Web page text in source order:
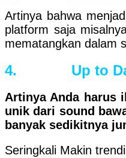
Artinya bahwa
platform saja
mematangkan dalam
4. Up to Date
Artinya Anda harus
unik dari sound
banyak sedikitnya
Seringkali Makin